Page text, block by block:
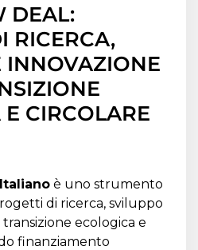
DEAL:
RICERCA,
INNOVAZIONE
CIRCOLARE
è uno strumento
di ricerca, sviluppo
ecologica e
finanziamento